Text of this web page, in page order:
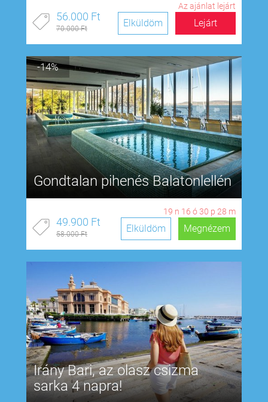
Az ajánlat lejárt
56.000 Ft
70.000 Ft Lejárt
Elküldöm
-14%
Gondtalan pihenés Balatonlellén
19 n 16 ó30 p 27 m
49.900 Ft
58.000 Ft Megnézem
Elküldöm
Irány Bari, az olasz csizma
sarka 4 napra!